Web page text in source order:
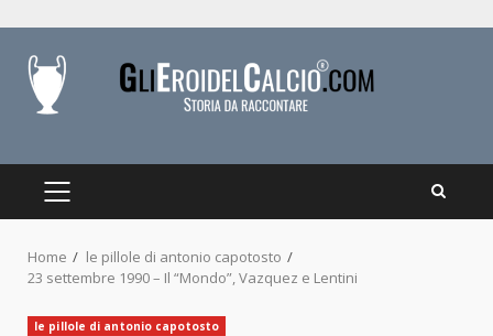
content
PRIMARY
Home
le pillole di antonio capotosto
23 settembre 1990 – Il “Mondo”, Vazquez e Lentini
le pillole di antonio capotosto